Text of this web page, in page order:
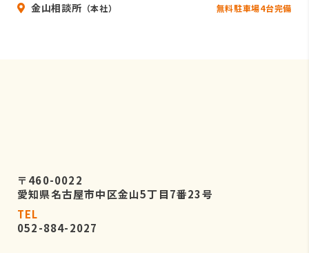
結し、お客様の個人情報を厳密に管理
その際、弊社はお客様ご本人を確認さ
せていただいたうえで、合理的な期間
内に対応いたします。
金山相談所 （本社） 無料駐車場4台完備
〒460-0022
愛知県名古屋市中区金山5丁目7番23号
TEL
052-884-2027